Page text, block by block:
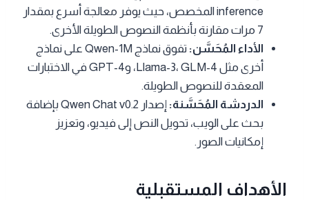
inference المخصص، حيث يوفر معالجة أسرع بمقدار
7 مرات مقارنة بأنظمة النصوص الطويلة الأخرى.
الأداء المُحَسَّن:
تفوق نماذج Qwen-1M على نماذج
أخرى مثل Llama-3، GLM-4، وGPT-4 في الاختبارات
المعقدة للنصوص الطويلة.
الدردشة المُحَسَّنة:
إصدار Qwen Chat v0.2 بإضافة
بحث على الويب، تحويل النص إلى فيديو، وتعزيز
إمكانيات الصور.
الأهداف المستقبلية